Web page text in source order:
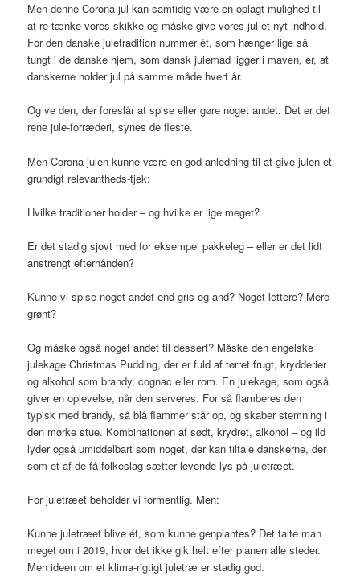
Men denne Corona-jul kan samtidig være en oplagt mulighed til
at re-tænke vores skikke og måske give vores jul et nyt indhold.
For den danske juletradition nummer ét, som hænger lige så
tungt i de danske hjem, som dansk julemad ligger i maven, er, at
danskerne holder jul på samme måde hvert år.
Og ve den, der foreslår at spise eller gøre noget andet. Det er det
rene jule-forræderi, synes de fleste.
Men Corona-julen kunne være en god anledning til at give julen et
grundigt relevantheds-tjek:
Hvilke traditioner holder – og hvilke er lige meget?
Er det stadig sjovt med for eksempel pakkeleg – eller er det lidt
anstrengt efterhånden?
Kunne vi spise noget andet end gris og and? Noget lettere? Mere
grønt?
Og måske også noget andet til dessert? Måske den engelske
julekage Christmas Pudding, der er fuld af tørret frugt, krydderier
og alkohol som brandy, cognac eller rom. En julekage, som også
giver en oplevelse, når den serveres. For så flamberes den
typisk med brandy, så blå flammer står op, og skaber stemning i
den mørke stue. Kombinationen af sødt, krydret, alkohol – og ild
lyder også umiddelbart som noget, der kan tiltale danskerne, der
som et af de få folkeslag sætter levende lys på juletræet.
For juletræet beholder vi formentlig. Men:
Kunne juletræet blive ét, som kunne genplantes? Det talte man
meget om i 2019, hvor det ikke gik helt efter planen alle steder.
Men ideen om et klima-rigtigt juletræ er stadig god.